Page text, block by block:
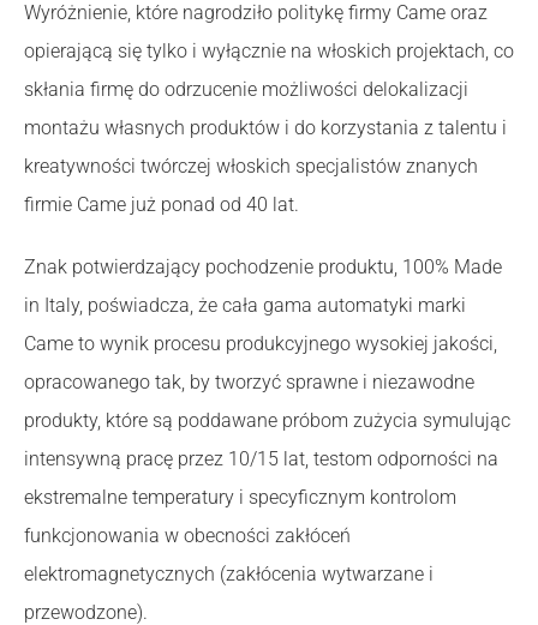
Wyróżnienie, które nagrodziło politykę firmy Came oraz
opierającą się tylko i wyłącznie na włoskich projektach, co
skłania firmę do odrzucenie możliwości delokalizacji
montażu własnych produktów i do korzystania z talentu i
kreatywności twórczej włoskich specjalistów znanych
firmie Came już ponad od 40 lat.
Znak potwierdzający pochodzenie produktu, 100% Made
in Italy, poświadcza, że cała gama automatyki marki
Came to wynik procesu produkcyjnego wysokiej jakości,
opracowanego tak, by tworzyć sprawne i niezawodne
produkty, które są poddawane próbom zużycia symulując
intensywną pracę przez 10/15 lat, testom odporności na
ekstremalne temperatury i specyficznym kontrolom
funkcjonowania w obecności zakłóceń
elektromagnetycznych (zakłócenia wytwarzane i
przewodzone).